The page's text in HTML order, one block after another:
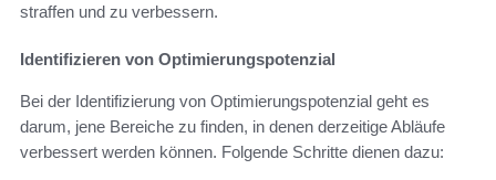
straffen und zu verbessern.
Identifizieren von Optimierungspotenzial
Bei der Identifizierung von Optimierungspotenzial geht es
darum, jene Bereiche zu finden, in denen derzeitige Abläufe
verbessert werden können. Folgende Schritte dienen dazu: